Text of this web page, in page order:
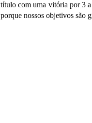
título com uma vitória por 3
porque nossos objetivos são